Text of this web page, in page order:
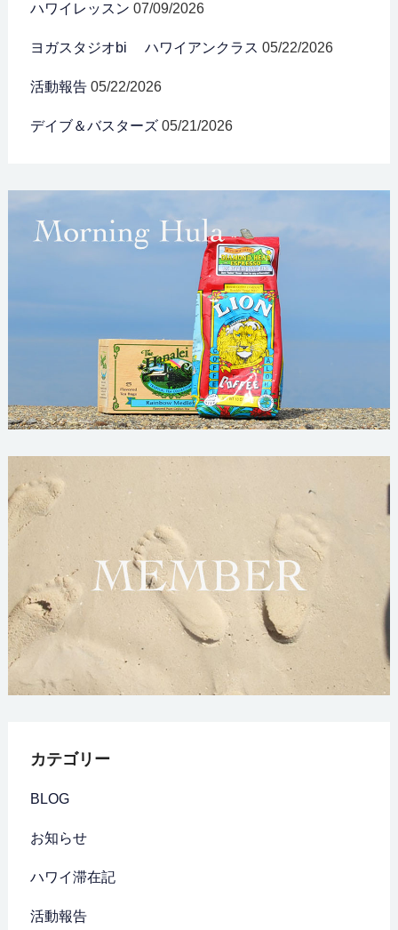
ハワイレッスン 07/09/2026
ヨガスタジオbi ハワイアンクラス 05/22/2026
活動報告 05/22/2026
デイブ＆バスターズ 05/21/2026
カテゴリー
BLOG
お知らせ
ハワイ滞在記
活動報告